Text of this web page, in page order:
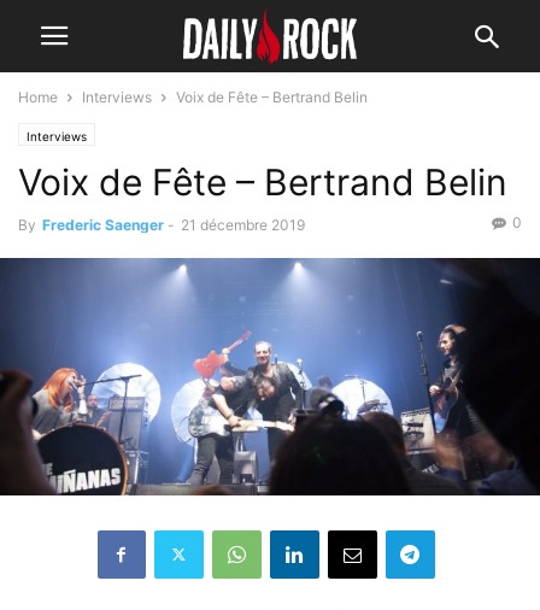
Home Interviews Voix de Fête – Bertrand Belin
Interviews
Voix de Fête – Bertrand Belin
By Frederic Saenger - 21 décembre 2019 0